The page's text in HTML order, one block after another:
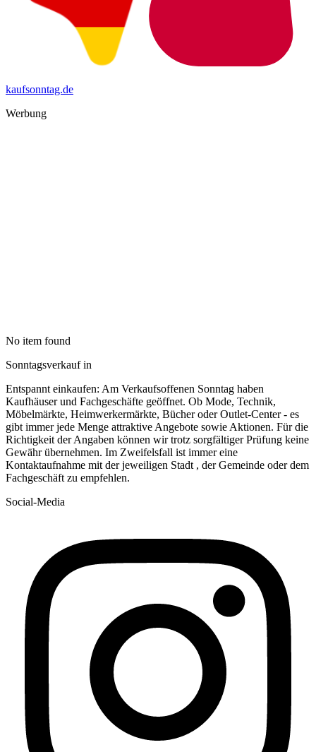
kaufsonntag.de
Werbung
No item found
Sonntagsverkauf in
Entspannt einkaufen: Am Verkaufsoffenen Sonntag haben
Kaufhäuser und Fachgeschäfte geöffnet. Ob Mode, Technik,
Möbelmärkte, Heimwerkermärkte, Bücher oder Outlet-Center - es
gibt immer jede Menge attraktive Angebote sowie Aktionen. Für die
Richtigkeit der Angaben können wir trotz sorgfältiger Prüfung keine
Gewähr übernehmen. Im Zweifelsfall ist immer eine
Kontaktaufnahme mit der jeweiligen Stadt , der Gemeinde oder dem
Fachgeschäft zu empfehlen.
Social-Media